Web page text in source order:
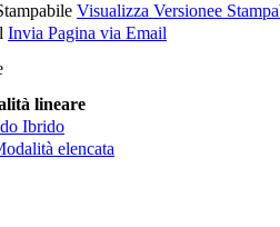
Visualizza Versionee
Invia Pagina via Email
lineare
Ibrido
elencata